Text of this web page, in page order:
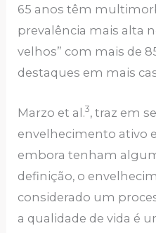
65 anos têm
prevalência mais alta
velhos” com mais de
destaques em mais
Marzo et al.3, traz em
envelhecimento ativo
embora tenham
definição, o
considerado um
a qualidade de vida é